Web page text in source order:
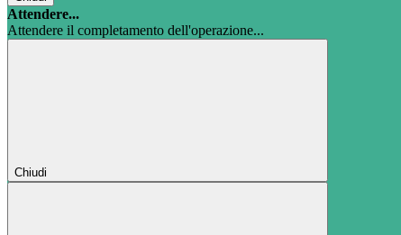
Attendere...
Attendere il completamento dell'operazione...
Chiudi